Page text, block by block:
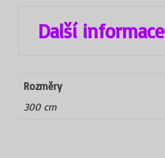
Další informace
Rozměry
300 cm